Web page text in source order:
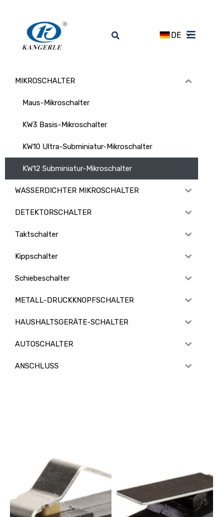
DE
MIKROSCHALTER
Maus-Mikroschalter
KW3 Basis-Mikroschalter
KW10 Ultra-Subminiatur-Mikroschalter
KW12 Subminiatur-Mikroschalter
WASSERDICHTER MIKROSCHALTER
DETEKTORSCHALTER
Taktschalter
Kippschalter
Schiebeschalter
METALL-DRUCKKNOPFSCHALTER
HAUSHALTSGERÄTE-SCHALTER
AUTOSCHALTER
ANSCHLUSS